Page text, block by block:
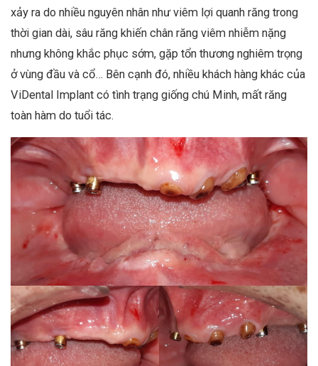
xảy ra do nhiều nguyên nhân như viêm lợi quanh răng trong
thời gian dài, sâu răng khiến chân răng viêm nhiễm nặng
nhưng không khắc phục sớm, gặp tổn thương nghiêm trọng
ở vùng đầu và cổ… Bên cạnh đó, nhiều khách hàng khác của
ViDental Implant có tình trạng giống chú Minh, mất răng
toàn hàm do tuổi tác.